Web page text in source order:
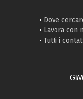
• Dove
• Lavora con
• Tutti i